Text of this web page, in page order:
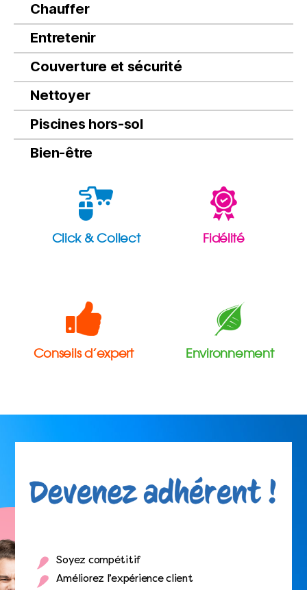
Chauffer
Entretenir
Couverture et sécurité
Nettoyer
Piscines hors-sol
Bien-être
Click & Collect
Conseils d’expert
Fidélité
Environnement
Soyez compétitif
Améliorez l’expérience client